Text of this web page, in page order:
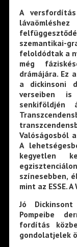
A
feloldódtak a
még
drámájára. Ez
a dickinsoni
verseiben
Valóságosból
A
kegyetlen
színesebben,
mint az ESSE.
Jó
Pompeibe
fordítás
gondolatjelek